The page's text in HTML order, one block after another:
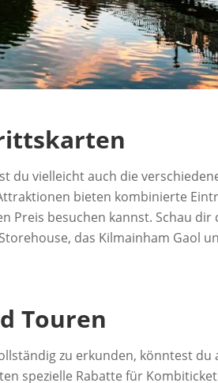
du vielleicht auch die
bieten kombinierte
Preis besuchen kannst. Schau dir
das Kilmainham Gaol
Touren
zu erkunden, könntest du
spezielle Rabatte für